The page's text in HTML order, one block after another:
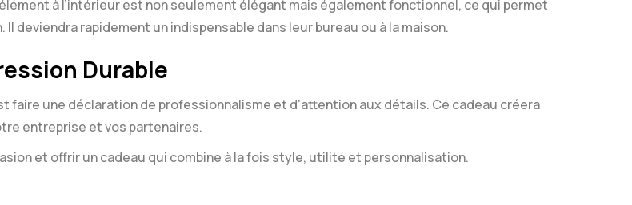
à l’intérieur est non seulement élégant mais également fonctionnel, ce qui permet
deviendra rapidement un indispensable dans leur bureau ou à la maison.
Durable
faire une déclaration de professionnalisme et d’attention aux détails. Ce cadeau créera
entreprise et vos partenaires.
et offrir un cadeau qui combine à la fois style, utilité et personnalisation.